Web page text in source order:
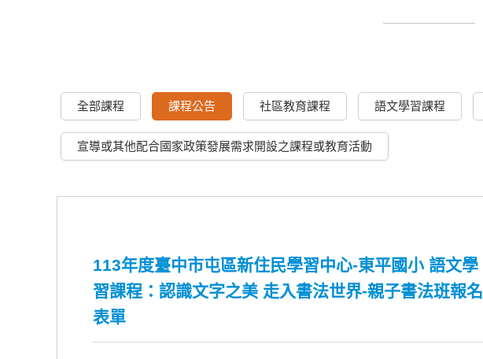
全部課程 課程公告 社區教育課程 語文學習課程
宣導或其他配合國家政策發展需求開設之課程或教育活動
113年度臺中市屯區新住民學習中心-東平國小 語文學
習課程：認識文字之美 走入書法世界-親子書法班報名
表單